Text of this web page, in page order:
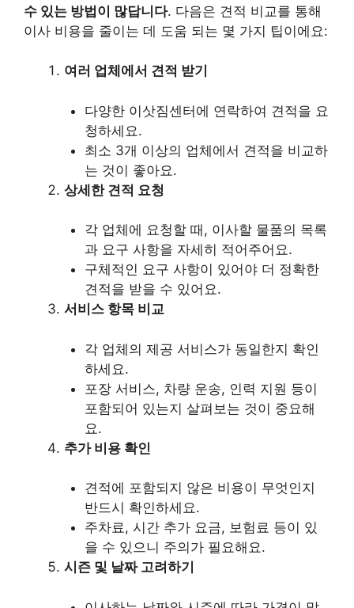
수 있는 방법이 많답니다. 다음은 견적 비교를 통해
이사 비용을 줄이는 데 도움 되는 몇 가지 팁이에요:
여러 업체에서 견적 받기
다양한 이삿짐센터에 연락하여 견적을 요
청하세요.
최소 3개 이상의 업체에서 견적을 비교하
는 것이 좋아요.
상세한 견적 요청
각 업체에 요청할 때, 이사할 물품의 목록
과 요구 사항을 자세히 적어주어요.
구체적인 요구 사항이 있어야 더 정확한
견적을 받을 수 있어요.
서비스 항목 비교
각 업체의 제공 서비스가 동일한지 확인
하세요.
포장 서비스, 차량 운송, 인력 지원 등이
포함되어 있는지 살펴보는 것이 중요해
요.
추가 비용 확인
견적에 포함되지 않은 비용이 무엇인지
반드시 확인하세요.
주차료, 시간 추가 요금, 보험료 등이 있
을 수 있으니 주의가 필요해요.
시즌 및 날짜 고려하기